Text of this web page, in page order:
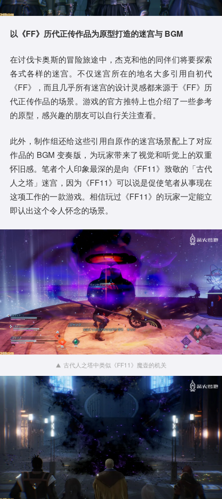
以 《FF》 历代正传作品为原型打造的迷宫与 BGM
在讨伐卡奥斯的冒险旅途中，杰克和他的同伴们将要探索
各式各样的迷宫。不仅迷宫所在的地名大多引用自初代
《FF》，而且几乎所有迷宫的设计灵感都来源于《FF》历
代正传作品的场景。游戏的官方推特上也介绍了一些参考
的原型，感兴趣的朋友可以自行关注查看。
此外，制作组还给这些引用自原作的迷宫场景配上了对应
作品的 BGM 变奏版，为玩家带来了视觉和听觉上的双重
怀旧感。笔者个人印象最深的是向《FF11》致敬的「古代
人之塔」迷宫，因为《FF11》可以说是促使笔者从事现在
这项工作的一款游戏。相信玩过《FF11》的玩家一定能立
即认出这个令人怀念的场景。
古代人之塔中类似《FF11》魔壶的机关